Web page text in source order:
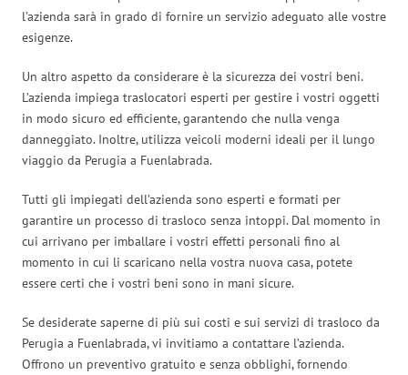
l’azienda sarà in grado di fornire un servizio adeguato alle vostre
esigenze.
Un altro aspetto da considerare è la sicurezza dei vostri beni.
L’azienda impiega traslocatori esperti per gestire i vostri oggetti
in modo sicuro ed efficiente, garantendo che nulla venga
danneggiato. Inoltre, utilizza veicoli moderni ideali per il lungo
viaggio da Perugia a Fuenlabrada.
Tutti gli impiegati dell’azienda sono esperti e formati per
garantire un processo di trasloco senza intoppi. Dal momento in
cui arrivano per imballare i vostri effetti personali fino al
momento in cui li scaricano nella vostra nuova casa, potete
essere certi che i vostri beni sono in mani sicure.
Se desiderate saperne di più sui costi e sui servizi di trasloco da
Perugia a Fuenlabrada, vi invitiamo a contattare l’azienda.
Offrono un preventivo gratuito e senza obblighi, fornendo